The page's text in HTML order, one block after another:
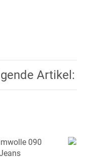
Artikel: